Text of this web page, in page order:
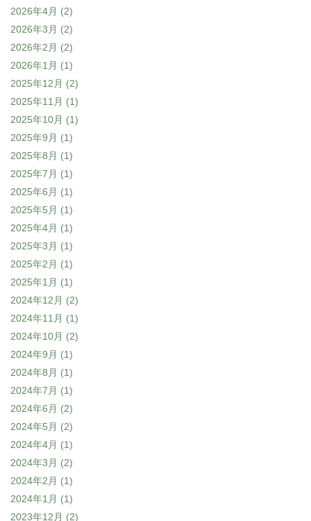
2026年4月 (2)
2026年3月 (2)
2026年2月 (2)
2026年1月 (1)
2025年12月 (2)
2025年11月 (1)
2025年10月 (1)
2025年9月 (1)
2025年8月 (1)
2025年7月 (1)
2025年6月 (1)
2025年5月 (1)
2025年4月 (1)
2025年3月 (1)
2025年2月 (1)
2025年1月 (1)
2024年12月 (2)
2024年11月 (1)
2024年10月 (2)
2024年9月 (1)
2024年8月 (1)
2024年7月 (1)
2024年6月 (2)
2024年5月 (2)
2024年4月 (1)
2024年3月 (2)
2024年2月 (1)
2024年1月 (1)
2023年12月 (2)